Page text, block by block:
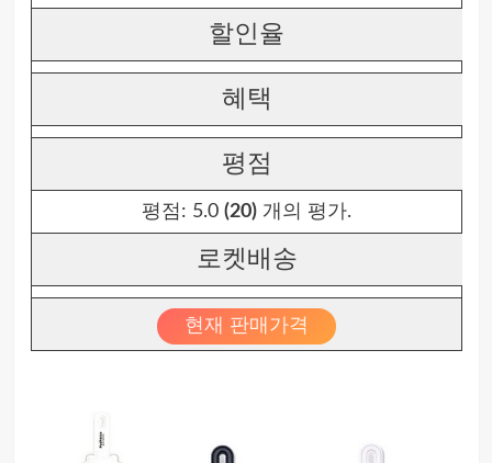
할인율
혜택
평점
평점: 5.0 (20)개의 평가.
로켓배송
현재 판매가격